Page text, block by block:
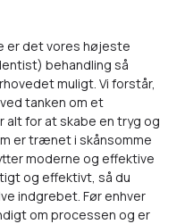
er det vores højeste
behandling så
muligt. Vi forstår,
tanken om et
for at skabe en tryg og
er trænet i skånsomme
moderne og effektive
og effektivt, så du
indgrebet. Før enhver
om processen og er